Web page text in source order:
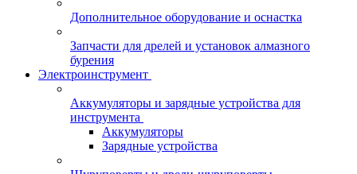
Дополнительное оборудование и оснастка
Запчасти для дрелей и установок алмазного
бурения
Электроинструмент
Аккумуляторы и зарядные устройства для
инструмента
Аккумуляторы
Зарядные устройства